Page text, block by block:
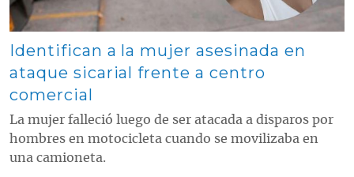
Identifican a la mujer asesinada en
ataque sicarial frente a centro
comercial
La mujer falleció luego de ser atacada a disparos por
hombres en motocicleta cuando se movilizaba en
una camioneta.